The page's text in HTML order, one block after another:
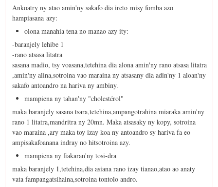
Ankoatry ny atao amin'ny sakafo dia ireto misy fomba azo
hampiasana azy:
olona manahia tena no manao azy ity:
-baranjely lehibe 1
-rano atsasa litatra
sasana madio, tsy voasana,tetehina dia alona amin'ny rano atsasa litatra
,amin'ny alina,sotroina vao maraina ny atsasany dia adin'ny 1 aloan'ny
sakafo antoandro na hariva ny ambiny.
mampiena ny tahan'ny "cholestérol"
maka baranjely sasana tsara,tetehina,ampangotrahina miaraka amin'ny
rano 1 litatra,mandritra ny 20mn. Maka atsasaky ny kopy, sotroina
vao maraina ,ary maka toy izay koa ny antoandro sy hariva fa eo
ampisakafoanana indray no hitsotroina azy.
mampiena ny fiakaran'ny tosi-dra
maka baranjely 1,tetehina,dia asiana rano izay tianao,atao ao anaty
vata fampangatsihaina,sotroina tontolo andro.